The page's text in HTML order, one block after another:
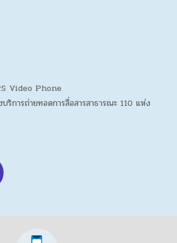
Video Phone
ริการถ่ายทอดการสื่อสารสาธารณะ 110 แห่ง